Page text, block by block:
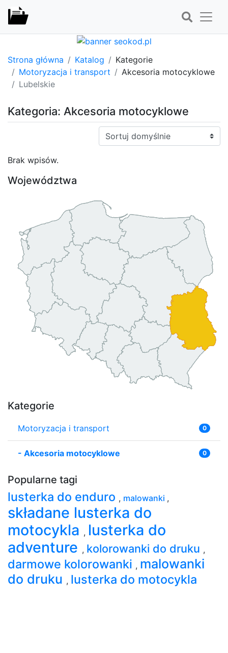
Strona główna Katalog
Kategorie
Motoryzacja i transport
Akcesoria motocyklowe
Lubelskie
Kategoria: Akcesoria motocyklowe
Sortuj:
Brak wpisów.
Województwa
Kategorie
Motoryzacja i transport 0
- Akcesoria motocyklowe 0
Popularne tagi
lusterka do enduro , malowanki ,
składane lusterka do
motocykla , lusterka do
adventure , kolorowanki do druku ,
darmowe kolorowanki , malowanki
do druku , lusterka do motocykla